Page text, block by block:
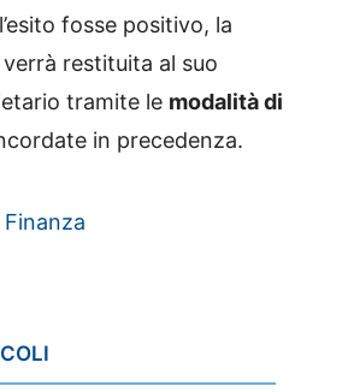
fosse positivo, la
restituita al suo
tramite le modalità di
in precedenza.